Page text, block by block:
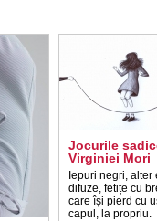
Jocurile
Virginiei Mori
Iepuri negri, alter
difuze, fetițe cu
care își pierd cu
capul, la propriu.